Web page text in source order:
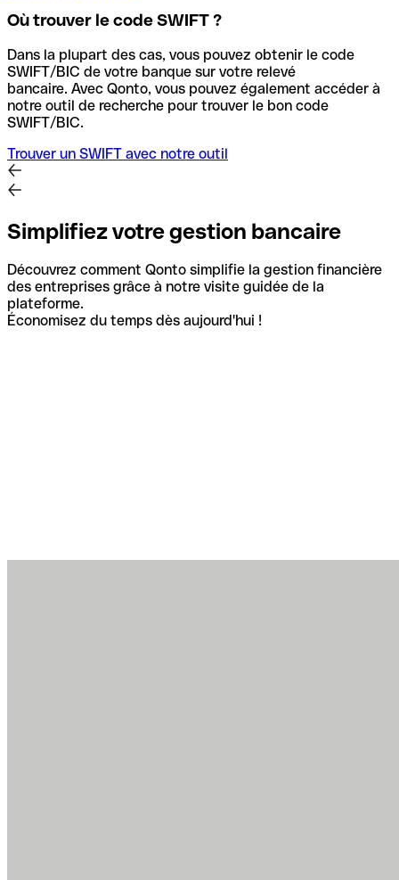
Où trouver le code SWIFT ?
Dans la plupart des cas, vous pouvez obtenir le code
SWIFT/BIC de votre banque sur votre relevé
bancaire. Avec Qonto, vous pouvez également accéder à
notre outil de recherche pour trouver le bon code
SWIFT/BIC.
Trouver un SWIFT avec notre outil
Simplifiez votre gestion bancaire
Découvrez comment Qonto simplifie la gestion financière
des entreprises grâce à notre visite guidée de la
plateforme.
Économisez du temps dès aujourd'hui !